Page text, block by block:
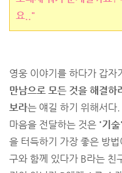
요.."
영웅 이야기를 하다가 갑자
만남으로 모든 것을 해결하
보라는 얘길 하기 위해서다
마음을 전달하는 것은 '기술'
을 터득하기 가장 좋은 방법
구와 함께 있다가 B라는 친